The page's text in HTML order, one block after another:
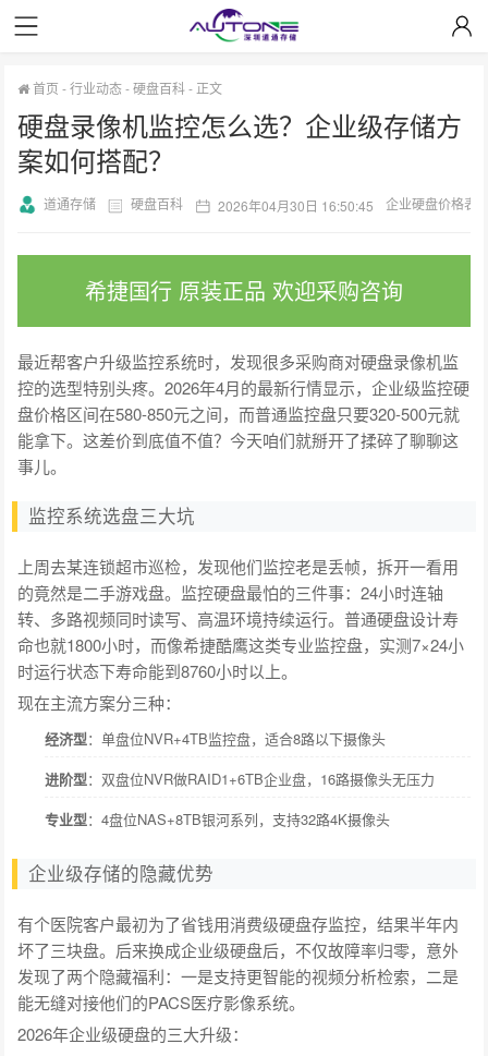
首页 -行业动态-硬盘百科- 正文
硬盘录像机监控怎么选？企业级存储方
案如何搭配？
道通存储 硬盘百科 2026年04月30日 16:50:45 企业硬盘价格表
希捷国行 原装正品 欢迎采购咨询
最近帮客户升级监控系统时，发现很多采购商对硬盘录像机监
控的选型特别头疼。2026年4月的最新行情显示，企业级监控硬
盘价格区间在580-850元之间，而普通监控盘只要320-500元就
能拿下。这差价到底值不值？今天咱们就掰开了揉碎了聊聊这
事儿。
监控系统选盘三大坑
上周去某连锁超市巡检，发现他们监控老是丢帧，拆开一看用
的竟然是二手游戏盘。监控硬盘最怕的三件事：24小时连轴
转、多路视频同时读写、高温环境持续运行。普通硬盘设计寿
命也就1800小时，而像希捷酷鹰这类专业监控盘，实测7×24小
时运行状态下寿命能到8760小时以上。
现在主流方案分三种：
经济型：单盘位NVR+4TB监控盘，适合8路以下摄像头
进阶型：双盘位NVR做RAID1+6TB企业盘，16路摄像头无压力
专业型：4盘位NAS+8TB银河系列，支持32路4K摄像头
企业级存储的隐藏优势
有个医院客户最初为了省钱用消费级硬盘存监控，结果半年内
坏了三块盘。后来换成企业级硬盘后，不仅故障率归零，意外
发现了两个隐藏福利：一是支持更智能的视频分析检索，二是
能无缝对接他们的PACS医疗影像系统。
2026年企业级硬盘的三大升级：